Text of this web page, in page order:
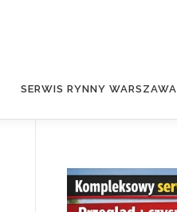
SERWIS RYNNY WARSZAWA